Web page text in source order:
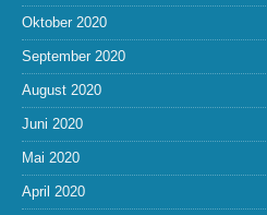
Oktober 2020
September 2020
August 2020
Juni 2020
Mai 2020
April 2020